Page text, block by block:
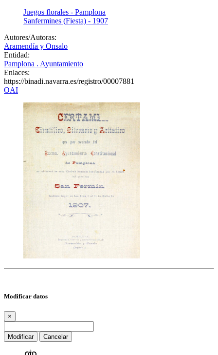
Juegos florales - Pamplona
Sanfermines (Fiesta) - 1907
Autores/Autoras:
Aramendía y Onsalo
Entidad:
Pamplona . Ayuntamiento
Enlaces:
https://binadi.navarra.es/registro/00007881
OAI
Modificar datos
×
Modificar Cancelar